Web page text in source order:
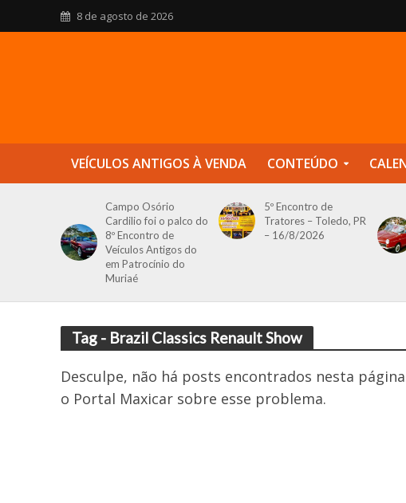
8 de agosto de 2026
VEÍCULOS ANTIGOS À VENDA CONTEÚDO
Campo Osório
Cardilio foi o palco do
8º Encontro de
Veículos Antigos do
em Patrocínio do
Muriaé
5º Encontro de
Tratores – Toledo, PR
– 16/8/2026
Tag - Brazil Classics Renault Show
Desculpe, não há posts encontrados nesta
o Portal Maxicar sobre esse problema.